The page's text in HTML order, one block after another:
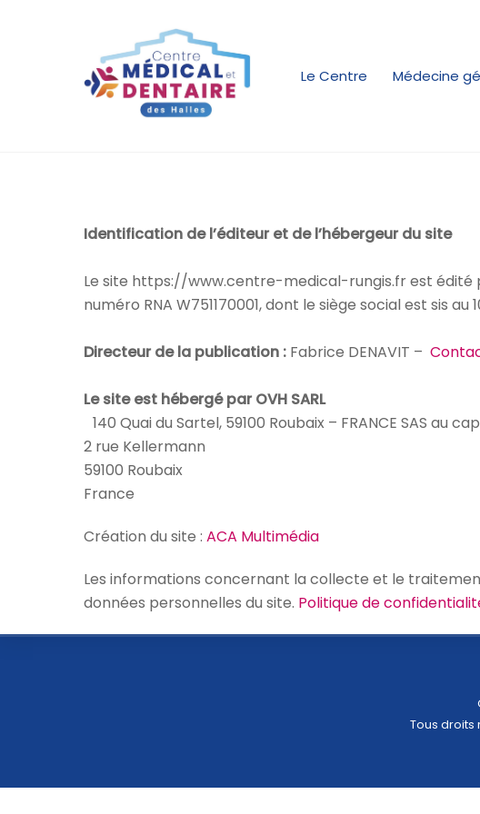
Le Centre Médecine
Identification de l’éditeur et de l’hébergeur du site
Le site https://www.centre-medical-rungis.fr est édité
numéro RNA W751170001, dont le siège social est sis
Directeur de la publication : Fabrice DENAVIT –
Le site est hébergé par OVH SARL
140 Quai du Sartel, 59100 Roubaix – FRANCE SAS au
2 rue Kellermann
59100 Roubaix
France
Création du site : ACA Multimédia
Les informations concernant la collecte et le
données personnelles du site. Politique de
Tous droits